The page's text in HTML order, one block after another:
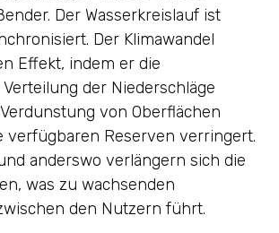
Der Wasserkreislauf ist
Der Klimawandel
Effekt, indem er die
der Niederschläge
von Oberflächen
verfügbaren Reserven verringert.
anderswo verlängern sich die
was zu wachsenden
den Nutzern führt.